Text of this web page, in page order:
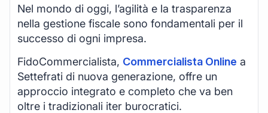
Nel mondo di oggi, l’agilità e la trasparenza
nella gestione fiscale sono fondamentali per il
successo di ogni impresa.
FidoCommercialista, Commercialista Online a
Settefrati di nuova generazione, offre un
approccio integrato e completo che va ben
oltre i tradizionali iter burocratici.